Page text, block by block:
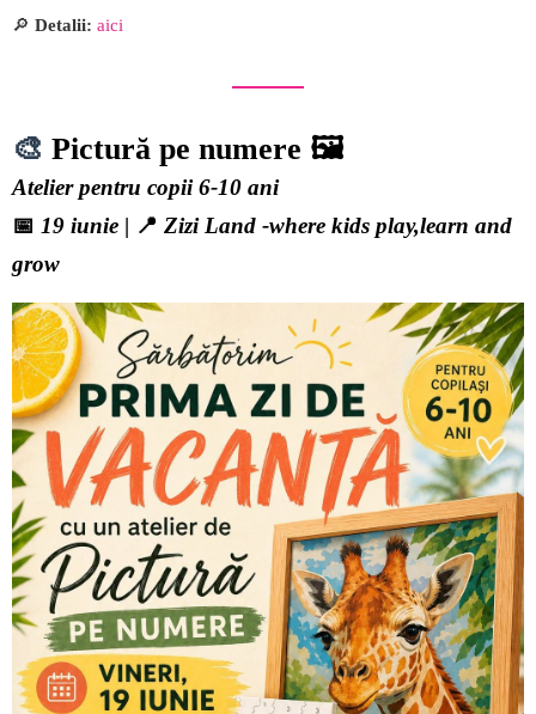
🔎 Detalii: aici
🎨 Pictură pe numere 🖼️
Atelier pentru copii 6-10 ani
📅 19 iunie | 📍 Zizi Land -where kids play,learn and
grow